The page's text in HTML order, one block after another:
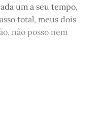
um a seu tempo,
total, meus dois
não posso nem